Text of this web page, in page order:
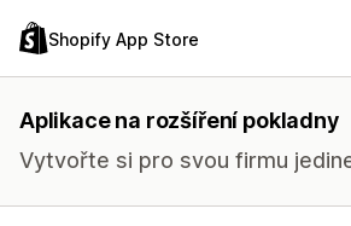
Shopify App Store
Aplikace na rozšíření pokladny
Vytvořte si pro svou firmu